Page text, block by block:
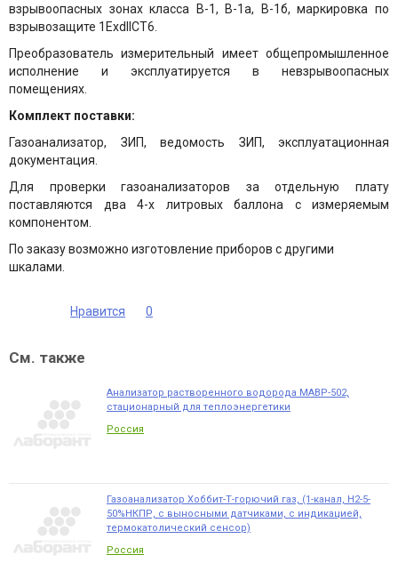
взрывоопасных зонах класса В-1, В-1а, В-1б, маркировка по
взрывозащите 1ExdIICT6.
Преобразователь измерительный имеет общепромышленное
исполнение и эксплуатируется в невзрывоопасных
помещениях.
Комплект поставки:
Газоанализатор, ЗИП, ведомость ЗИП, эксплуатационная
документация.
Для проверки газоанализаторов за отдельную плату
поставляются два 4-х литровых баллона с измеряемым
компонентом.
По заказу возможно изготовление приборов с другими
шкалами.
Нравится 0
См. также
Анализатор растворенного водорода МАВР-502,
стационарный для теплоэнергетики
Россия
Газоанализатор Хоббит-Т-горючий газ, (1-канал, Н2-5-
50%НКПР, с выносными датчиками, с индикацией,
термокатолический сенсор)
Россия